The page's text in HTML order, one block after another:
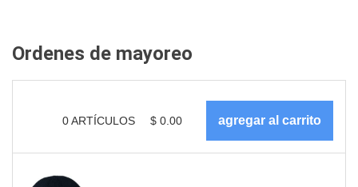
Ordenes de mayoreo
0ARTÍCULOS $ 0.00